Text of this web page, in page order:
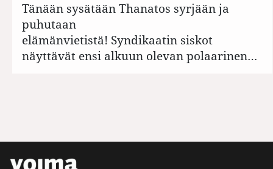
Tänään sysätään Thanatos syrjään ja
puhutaan
elämänvietistä! Syndikaatin siskot
näyttävät ensi alkuun olevan polaarinen…